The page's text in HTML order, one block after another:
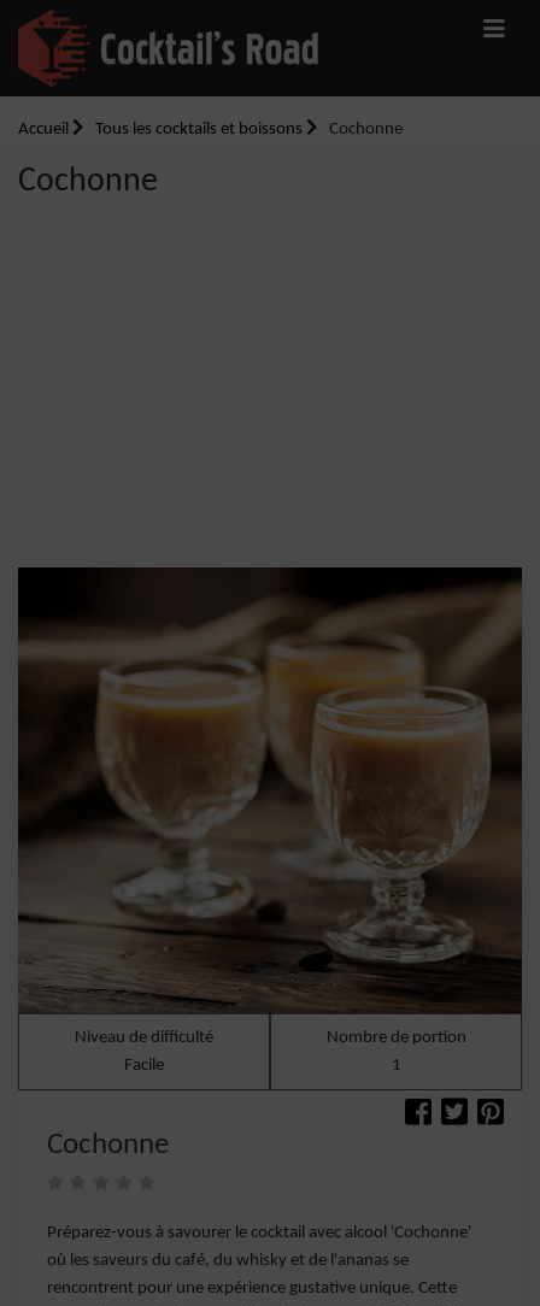
Accueil Tous les cocktails et boissons Cochonne
Cochonne
Niveau de difficulté
Facile
Nombre de portion
1
Cochonne
Préparez-vous à savourer le cocktail avec alcool 'Cochonne'
où les saveurs du café, du whisky et de l'ananas se
rencontrent pour une expérience gustative unique. Cette